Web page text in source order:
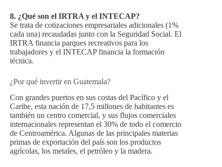
8. ¿Qué son el IRTRA y el INTECAP?
Se trata de cotizaciones empresariales adicionales (1%
cada una) recaudadas junto con la Seguridad Social. El
IRTRA financia parques recreativos para los
trabajadores y el INTECAP financia la formación
técnica.
¿Por qué invertir en Guatemala?
Con grandes puertos en sus costas del Pacífico y el
Caribe, esta nación de 17,5 millones de habitantes es
también un centro comercial, y sus flujos comerciales
internacionales representan el 30% de todo el comercio
de Centroamérica. Algunas de las principales materias
primas de exportación del país son los productos
agrícolas, los metales, el petróleo y la madera.